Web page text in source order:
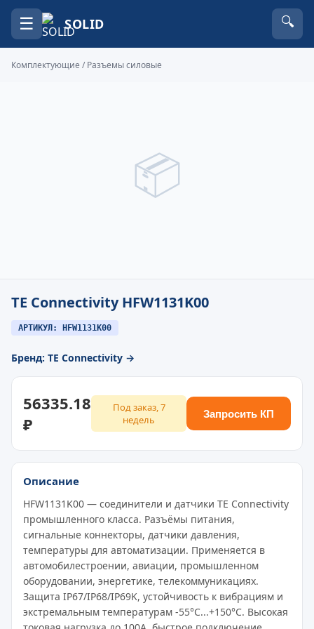
☰ SOLID 🔍
Комплектующие /Разъемы силовые
📦
TE Connectivity HFW1131K00
АРТИКУЛ: HFW1131K00
Бренд: TE Connectivity →
56335.18
₽
Под заказ, 7
недель
Запросить КП
Описание
HFW1131K00 — соединители и датчики TE Connectivity
промышленного класса. Разъёмы питания,
сигнальные коннекторы, датчики давления,
температуры для автоматизации. Применяется в
автомобилестроении, авиации, промышленном
оборудовании, энергетике, телекоммуникациях.
Защита IP67/IP68/IP69K, устойчивость к вибрациям и
экстремальным температурам -55°C...+150°C. Высокая